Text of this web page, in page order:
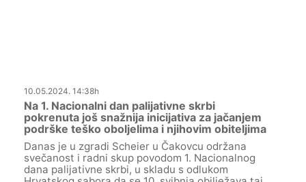
10.05.2024. 14:38h
Na 1. Nacionalni dan palijativne skrbi
pokrenuta još snažnija inicijativa za jačanjem
podrške teško oboljelima i njihovim obiteljima
Danas je u zgradi Scheier u Čakovcu održana
svečanost i radni skup povodom 1. Nacionalnog
dana palijativne skrbi, u skladu s odlukom